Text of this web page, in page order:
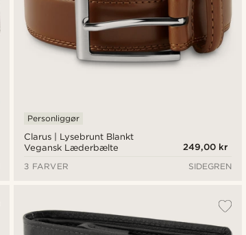
Clarus | Lysebrunt Blankt
Vegansk Læderbælte
Personliggør
249,00 kr
3 FARVER
SIDEGREN